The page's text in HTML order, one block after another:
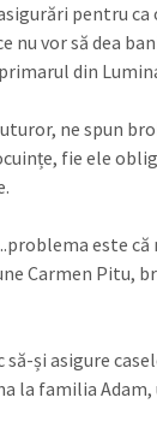
pentru ca
nu vor să dea
din
ne spun
fie ele
este că
Carmen Pitu,
și asigure
la familia Adam,